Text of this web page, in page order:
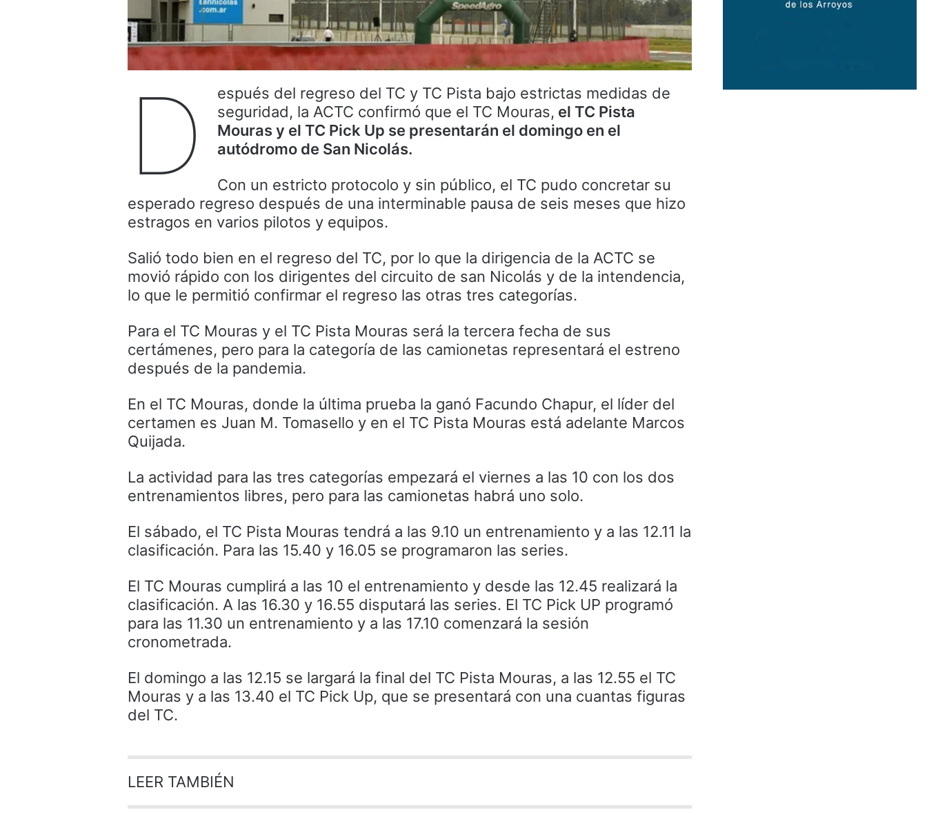
D
espués del regreso del TC y TC Pista bajo estrictas medidas de
seguridad, la ACTC confirmó que el TC Mouras, el TC Pista
Mouras y el TC Pick Up se presentarán el domingo en el
autódromo de San Nicolás.
Con un estricto protocolo y sin público, el TC pudo concretar su
esperado regreso después de una interminable pausa de seis meses que hizo
estragos en varios pilotos y equipos.
Salió todo bien en el regreso del TC, por lo que la dirigencia de la ACTC se
movió rápido con los dirigentes del circuito de san Nicolás y de la intendencia,
lo que le permitió confirmar el regreso las otras tres categorías.
Para el TC Mouras y el TC Pista Mouras será la tercera fecha de sus
certámenes, pero para la categoría de las camionetas representará el estreno
después de la pandemia.
En el TC Mouras, donde la última prueba la ganó Facundo Chapur, el líder del
certamen es Juan M. Tomasello y en el TC Pista Mouras está adelante Marcos
Quijada.
La actividad para las tres categorías empezará el viernes a las 10 con los dos
entrenamientos libres, pero para las camionetas habrá uno solo.
El sábado, el TC Pista Mouras tendrá a las 9.10 un entrenamiento y a las 12.11 la
clasificación. Para las 15.40 y 16.05 se programaron las series.
El TC Mouras cumplirá a las 10 el entrenamiento y desde las 12.45 realizará la
clasificación. A las 16.30 y 16.55 disputará las series. El TC Pick UP programó
para las 11.30 un entrenamiento y a las 17.10 comenzará la sesión
cronometrada.
El domingo a las 12.15 se largará la final del TC Pista Mouras, a las 12.55 el TC
Mouras y a las 13.40 el TC Pick Up, que se presentará con una cuantas figuras
del TC.
LEER TAMBIÉN